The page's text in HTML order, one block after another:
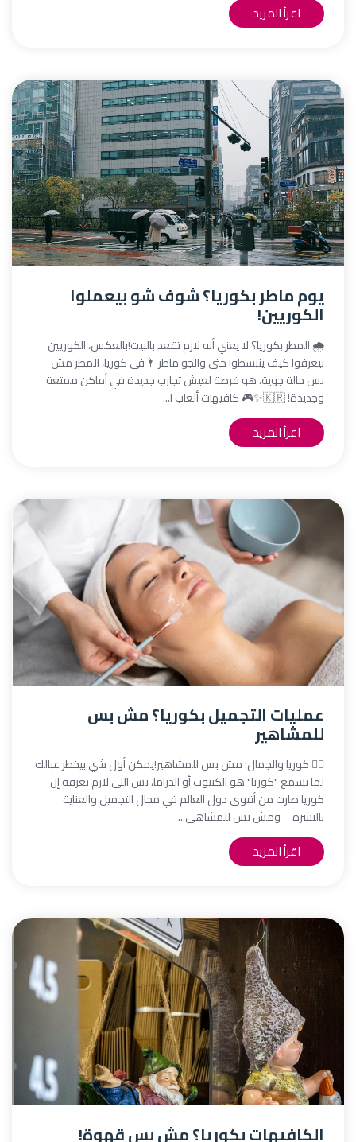
اقرأ المزيد
يوم ماطر بكوريا؟ شوف شو بيعملوا
الكوريين!
🌧️ المطر بكوريا؟ لا يعني أنه لازم تقعد بالبيت!بالعكس، الكوريين
بيعرفوا كيف ينبسطوا حتى والجو ماطر 🌂في كوريا، المطر مش
بس حالة جوية، هو فرصة لعيش تجارب جديدة في أماكن ممتعة
وجديدة! 🇰🇷✨🎮 كافيهات ألعاب ا...
اقرأ المزيد
عمليات التجميل بكوريا؟ مش بس
للمشاهير
💆‍♀️ كوريا والجمال: مش بس للمشاهير!يمكن أول شي بيخطر عبالك
لما تسمع "كوريا" هو الكيبوب أو الدراما، بس اللي لازم تعرفه إن
كوريا صارت من أقوى دول العالم في مجال التجميل والعناية
بالبشرة – ومش بس للمشاهي...
اقرأ المزيد
الكافيهات بكوريا؟ مش بس قهوة!